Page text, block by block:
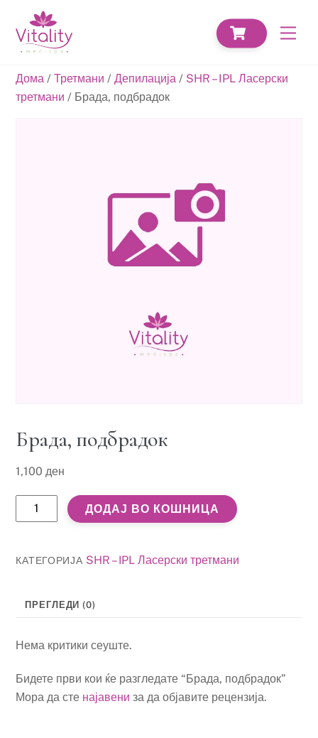
content
CART
Дома /Третмани /Депилација / SHR – IPL Ласерски
третмани / Брада, подбрадок
Брада, подбрадок
1,100ден
Брада,
подбрадок
ДОДАЈ ВО КОШНИЦА
КАТЕГОРИЈА SHR – IPL Ласерски третмани
ПРЕГЛЕДИ (0)
Нема критики сеуште.
Бидете први кои ќе разгледате “Брада, подбрадок”
Мора да сте најавени за да објавите рецензија.